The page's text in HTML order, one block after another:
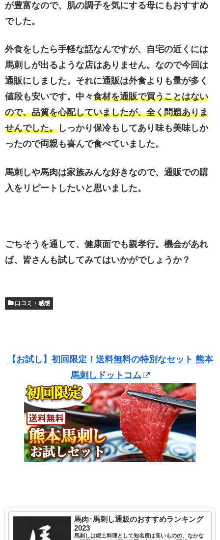
が豊富なので、肌の調子を気にする母にもおすすめ
でした。
外食をしたら手軽な話なんですが、自宅の近くには
馬刺しが出るような店はありません。なので今回は
通販にしました。それに通販は外食よりも量が多く
値段も安いです。中々食材を通販で買うことはない
ので、品質を心配していましたが、全く問題ありま
せんでした。 しっかり保冷もしてあり味も美味しか
ったので両親も喜んで食べていました。
馬刺しや馬肉は家族みんな好きなので、通販での購
入をリピートしたいと思いました。
ごちそうを通して、健康面でも親孝行。機会があれ
ば、皆さんも試してみてはいかがでしょうか？
口コミ・感想
【お試し】初回限定！送料無料の特別なセット 熊本
馬刺しドットコム
馬肉･馬刺し通販のおすすめランキング
2023
馬刺しは郷土料理として知名度は高いものの、なかな